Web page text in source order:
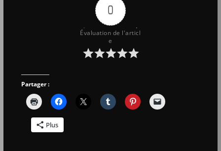
0
Évaluation de l'articl
e
Partager :
Plus